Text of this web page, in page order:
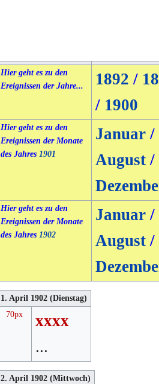
Hier geht es zu den
Ereignissen der Jahre...
1892 /
/ 1900
Hier geht es zu den
Ereignissen der Monate
des Jahres 1901
Januar/
August/
Hier geht es zu den
Ereignissen der Monate
des Jahres 1902
Januar/
August/
1. April 1902 (Dienstag)
70px
xxxx
...
2. April 1902 (Mittwoch)